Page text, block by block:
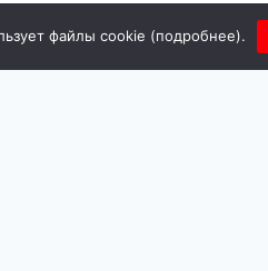
файлы cookie (подробнее).